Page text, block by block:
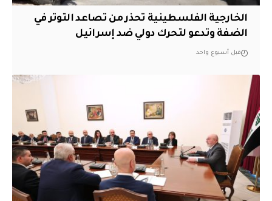
الخارجية الفلسطينية تحذر من تصاعد التوتر في
الضفة وتدعو لتحرك دولي ضد إسرائيل
قبل أسبوع واحد